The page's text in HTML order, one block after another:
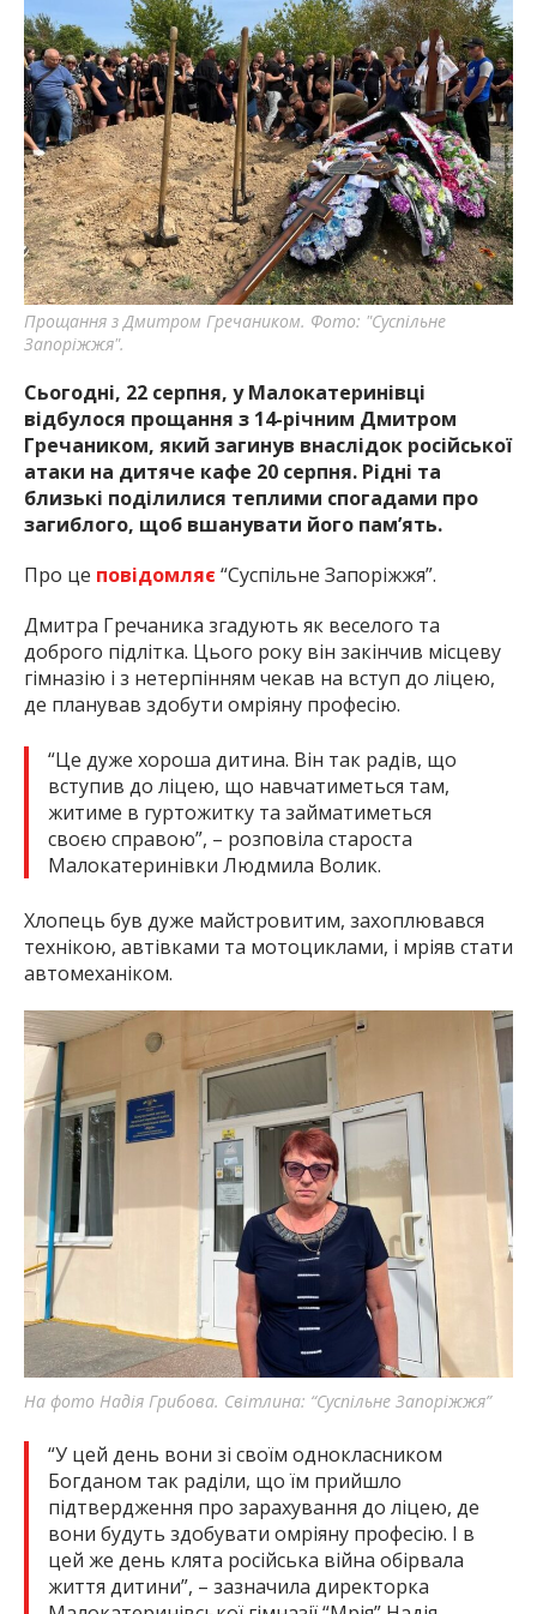
Прощання з Дмитром Гречаником. Фото: "Суспільне
Запоріжжя".
Сьогодні, 22 серпня, у Малокатеринівці
відбулося прощання з 14-річним Дмитром
Гречаником, який загинув внаслідок російської
атаки на дитяче кафе 20 серпня. Рідні та
близькі поділилися теплими спогадами про
загиблого, щоб вшанувати його пам’ять.
Про це повідомляє “Суспільне Запоріжжя”.
Дмитра Гречаника згадують як веселого та
доброго підлітка. Цього року він закінчив місцеву
гімназію і з нетерпінням чекав на вступ до ліцею,
де планував здобути омріяну професію.
“Це дуже хороша дитина. Він так радів, що
вступив до ліцею, що навчатиметься там,
житиме в гуртожитку та займатиметься
своєю справою”, – розповіла староста
Малокатеринівки Людмила Волик.
Хлопець був дуже майстровитим, захоплювався
технікою, автівками та мотоциклами, і мріяв стати
автомеханіком.
На фото Надія Грибова. Світлина: “Суспільне Запоріжжя”
“У цей день вони зі своїм однокласником
Богданом так раділи, що їм прийшло
підтвердження про зарахування до ліцею, де
вони будуть здобувати омріяну професію. І в
цей же день клята російська війна обірвала
життя дитини”, – зазначила директорка